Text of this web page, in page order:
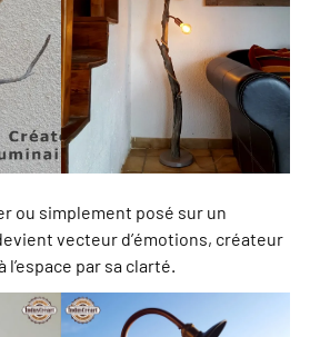
ou simplement posé sur un
vecteur d’émotions, créateur
l’espace par sa clarté.